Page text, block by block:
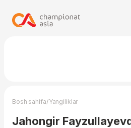
Bosh sahifa/Yangiliklar
Jahongir